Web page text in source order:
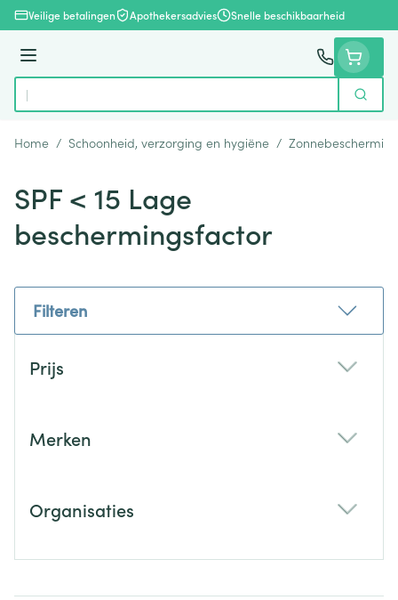
Ga naar de inhoud
Veilige betalingen Apothekersadvies Snelle beschikbaarheid
Menu
Product, merk, categorie...
Zoek
Home / Schoonheid, verzorging en hygiëne / Zonnebescherming
SPF < 15 Lage
beschermingsfactor
Filteren
Prijs
Merken
Organisaties